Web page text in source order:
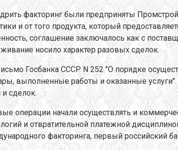
факторинг были предприняты
и от того продукта, который
соглашение заключалось как с
носило характер разовых сделок.
Госбанка СССР N 252 "О порядке
выполненные работы и оказанные
сделок.
операции начали осуществлять и
и отвратительной платежной
факторинга, первый российский